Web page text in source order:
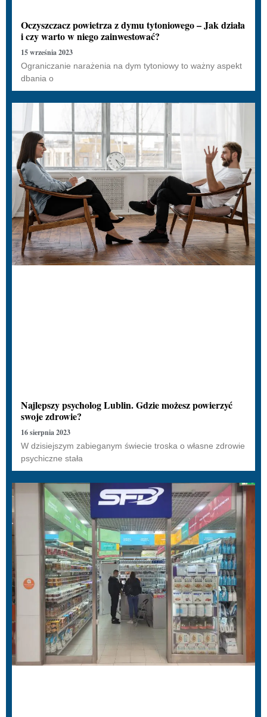
Oczyszczacz powietrza z dymu tytoniowego – Jak działa
i czy warto w niego zainwestować?
15 września 2023
Ograniczanie narażenia na dym tytoniowy to ważny aspekt
dbania o
Najlepszy psycholog Lublin. Gdzie możesz powierzyć
swoje zdrowie?
16 sierpnia 2023
W dzisiejszym zabieganym świecie troska o własne zdrowie
psychiczne stała